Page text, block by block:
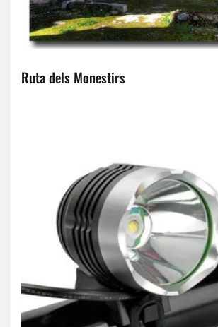
Ruta dels Monestirs